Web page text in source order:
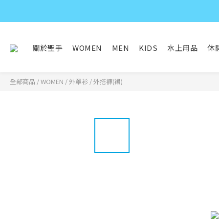
關於聖手 WOMEN MEN KIDS 水上用品 休
全部商品 /WOMEN /外罩衫 / 外搭褲(裙)